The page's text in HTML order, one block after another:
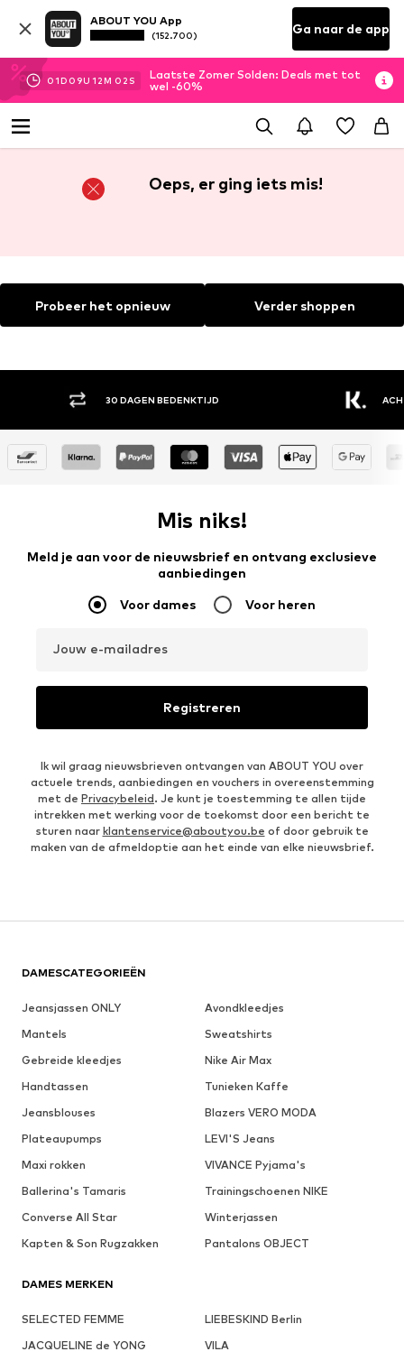
ABOUT YOU App
(152.700) Ga naar de app
01D 09U 12M 02 S
Laatste Zomer Solden: Deals met tot
wel -60%
Oeps, er ging iets mis!
Probeer het opnieuw Verder shoppen
30 DAGEN BEDENKTIJD
Mis niks!
Meld je aan voor de nieuwsbrief en ontvang exclusieve
aanbiedingen
Voor dames Voor heren
Jouw e-mailadres
Registreren
Ik wil graag nieuwsbrieven ontvangen van ABOUT YOU over
actuele trends, aanbiedingen en vouchers in overeenstemming
met de Privacybeleid. Je kunt je toestemming te allen tijde
intrekken met werking voor de toekomst door een bericht te
sturen naar klantenservice@aboutyou.be of door gebruik te
maken van de afmeldoptie aan het einde van elke nieuwsbrief.
DAMESCATEGORIEËN
Jeansjassen ONLY
Avondkleedjes
Mantels
Sweatshirts
Gebreide kleedjes
Nike Air Max
Handtassen
Tunieken Kaffe
Jeansblouses
Blazers VERO MODA
Plateaupumps
LEVI'S Jeans
Maxi rokken
VIVANCE Pyjama's
Ballerina's Tamaris
Trainingschoenen NIKE
Converse All Star
Winterjassen
Kapten & Son Rugzakken
Pantalons OBJECT
DAMES MERKEN
SELECTED FEMME
LIEBESKIND Berlin
JACQUELINE de YONG
VILA